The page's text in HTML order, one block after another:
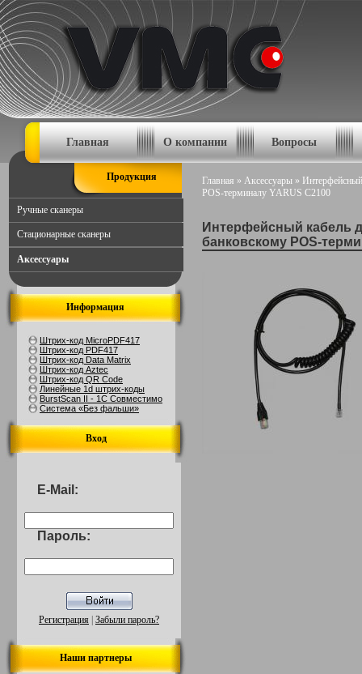
Главная О компании Вопросы
Главная » Аксессуары »
POS-терминалу YARUS C2100
Интерфейсный кабель
банковскому POS-
Продукция
Ручные сканеры
Стационарные сканеры
Аксессуары
Информация
Штрих-код MicroPDF417
Штрих-код PDF417
Штрих-код Data Matrix
Штрих-код Aztec
Штрих-код QR Code
Линейные 1d штрих-коды
BurstScan II - 1С Совместимо
Система «Без фальши»
Вход
E-Mail:
Пароль:
Регистрация Забыли пароль?
Наши партнеры